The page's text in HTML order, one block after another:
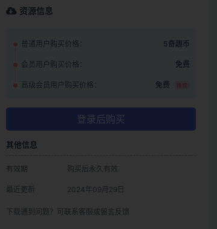
资源信息
普通用户购买价格： 5奇趣币
会员用户购买价格： 免费
高级会员用户购买价格： 免费 推荐
登录后购买
其他信息
有效期 购买后永久有效
最近更新 2024年09月29日
下载遇到问题？可联系客服或留言反馈